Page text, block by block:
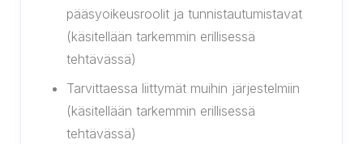
pääsyoikeusroolit ja tunnistautumistavat
(käsitellään tarkemmin erillisessä
tehtävässä)
Tarvittaessa liittymät muihin järjestelmiin
(käsitellään tarkemmin erillisessä
tehtävässä)